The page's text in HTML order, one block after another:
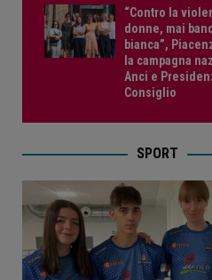
“Contro la
donne, mai
bianca”,
la campagna
Anci e
Consiglio
SPORT